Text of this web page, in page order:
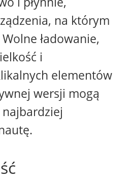
na którym
ładowanie,
i
elementów
wersji mogą